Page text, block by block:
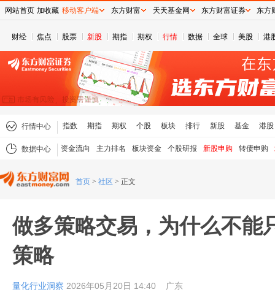
财经 焦点 股票 新股 期指 期权 行情 数据 全球 美股 港
行情中心 指数 期指 期权 个股 板块 排行 新股 基金 港股
数据中心 资金流向 主力排名 板块资金 个股研报 新股申购 转债申购
首页 > 社区 > 正文
做多策略交易，为什么不能
策略
量化行业洞察 2026年05月20日 14:40 广东
网站首页 加收藏 移动客户端 东方财富 天天基金网 东方财富证券 东方